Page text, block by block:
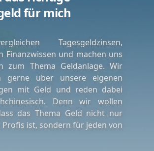
für mich
Tagesgeldzinsen,
Finanzwissen und machen uns
zum Thema Geldanlage. Wir
gerne über unsere eigenen
mit Geld und reden dabei
Denn wir wollen
das Thema Geld nicht nur
ist, sondern für jeden von